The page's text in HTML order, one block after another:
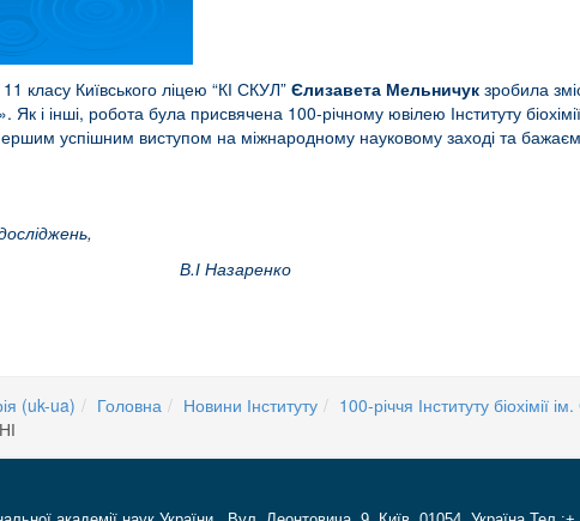
класу Київського ліцею “КІ СКУЛ” Єлизавета Мельничук зробила
Як і інші, робота була присвячена 100-річному ювілею Інституту
успішним виступом на міжнародному науковому заході та
В.І Назаренко
(uk-ua) Головна Новини Інституту
100-річчя Інституту біохімії